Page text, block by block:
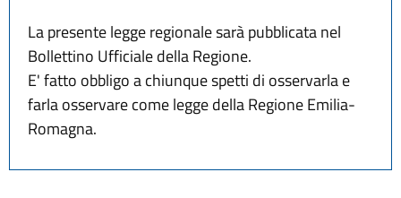
La presente legge regionale sarà pubblicata nel
Bollettino Ufficiale della Regione.
E' fatto obbligo a chiunque spetti di osservarla e
farla osservare come legge della Regione Emilia-
Romagna.